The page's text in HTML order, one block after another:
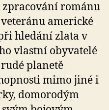
zpracování románu
americké
hledání zlata v
vlastní obyvatelé
planetě
mimo jiné i
domorodým